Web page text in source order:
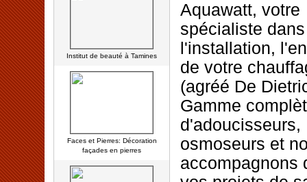
Institut de beauté à Tamines
Faces et Pierres: Décoration
façades en pierres
Aquawatt, votre
spécialiste dans
l'installation,
de votre
(agréé De
Gamme
d'adoucisseurs,
osmoseurs et
accompagnons